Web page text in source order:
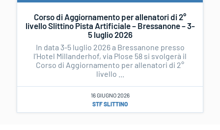
Corso di Aggiornamento per allenatori di 2°
livello Slittino Pista Artificiale – Bressanone – 3-
5 luglio 2026
In data 3-5 luglio 2026 a Bressanone presso
l’Hotel Millanderhof, via Plose 58 si svolgerà il
Corso di Aggiornamento per allenatori di 2°
livello ...
16 GIUGNO 2026
STF SLITTINO